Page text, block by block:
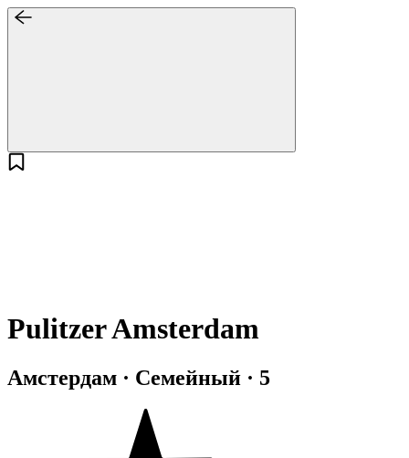
Pulitzer Amsterdam
Амстердам · Семейный · 5